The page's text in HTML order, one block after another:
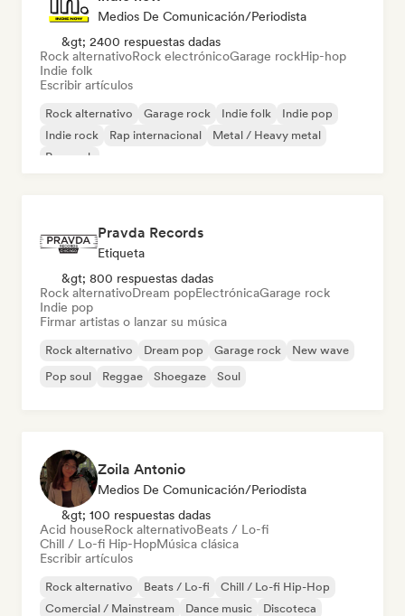
Medios De Comunicación/Periodista
&gt; 2400 respuestas dadas
Rock alternativoRock electrónicoGarage rockHip-hop
Indie folk
Escribir artículos
Rock alternativo Garage rock Indie folk
Indie pop
Indie rock
Rap internacional
Metal / Heavy metal
Pop rock
Pravda Records
Etiqueta
&gt; 800 respuestas dadas
Rock alternativoDream popElectrónicaGarage rock
Indie pop
Firmar artistas o lanzar su música
Rock alternativo Dream pop Garage rock
New wave
Pop soul
Reggae Shoegaze Soul
Zoila Antonio
Medios De Comunicación/Periodista
&gt; 100 respuestas dadas
Acid houseRock alternativoBeats / Lo-fi
Chill / Lo-fi Hip-HopMúsica clásica
Escribir artículos
Rock alternativo Beats / Lo-fi
Chill / Lo-fi Hip-Hop
Comercial / Mainstream
Dance music
Discoteca